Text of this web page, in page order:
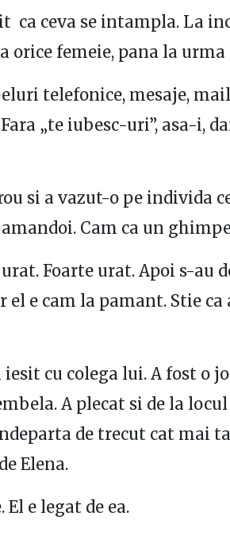
ca ceva se intampla. La
orice femeie, pana la
telefonice, mesaje,
„te iubesc-uri”, asa-i,
si a vazut-o pe individa
Cam ca un
Foarte urat. Apoi s-au
el e cam la pamant. Stie
cu colega lui. A fost o
A plecat si de la
de trecut cat mai
Elena.
e legat de ea.